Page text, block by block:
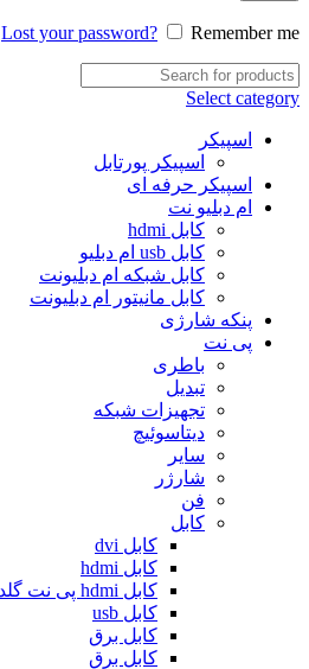
Lost your password? Remember me
Select category
اسپیکر
اسپیکر پورتابل
اسپیکر حرفه ای
ام دبلیو نت
کابل hdmi
کابل usb ام دبلیو
کابل شبکه ام دبلیونت
کابل مانیتور ام دبلیونت
پنکه شارژی
پی نت
باطری
تبدیل
تجهیزات شبکه
دیتاسوئیچ
سایر
شارژر
فن
کابل
کابل dvi
کابل hdmi
کابل hdmi پی نت گلد
کابل usb
کابل برق
کابل برق